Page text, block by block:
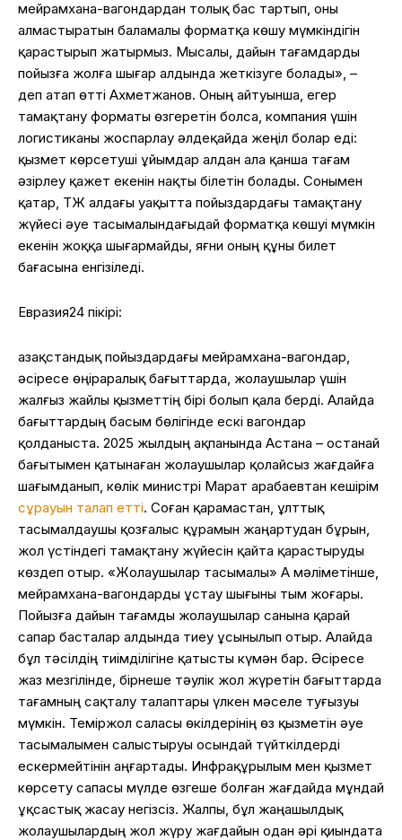
мейрамхана-вагондардан толық бас тартып, оны
алмастыратын баламалы форматқа көшу мүмкіндігін
қарастырып жатырмыз. Мысалы, дайын тағамдарды
пойызға жолға шығар алдында жеткізуге болады», –
деп атап өтті Ахметжанов. Оның айтуынша, егер
тамақтану форматы өзгеретін болса, компания үшін
логистиканы жоспарлау әлдеқайда жеңіл болар еді:
қызмет көрсетуші ұйымдар алдан ала қанша тағам
әзірлеу қажет екенін нақты білетін болады. Сонымен
қатар, ҚТЖ алдағы уақытта пойыздардағы тамақтану
жүйесі әуе тасымалындағыдай форматқа көшуі мүмкін
екенін жоққа шығармайды, яғни оның құны билет
бағасына енгізіледі.
Евразия24 пікірі:
Қазақстандық пойыздардағы мейрамхана-вагондар,
әсіресе өңіраралық бағыттарда, жолаушылар үшін
жалғыз жайлы қызметтің бірі болып қала берді. Алайда
бағыттардың басым бөлігінде ескі вагондар
қолданыста. 2025 жылдың ақпанында Астана – Қостанай
бағытымен қатынаған жолаушылар қолайсыз жағдайға
шағымданып, көлік министрі Марат Қарабаевтан кешірім
сұрауын талап етті. Соған қарамастан, ұлттық
тасымалдаушы қозғалыс құрамын жаңартудан бұрын,
жол үстіндегі тамақтану жүйесін қайта қарастыруды
көздеп отыр. «Жолаушылар тасымалы» АҚ мәліметінше,
мейрамхана-вагондарды ұстау шығыны тым жоғары.
Пойызға дайын тағамды жолаушылар санына қарай
сапар басталар алдында тиеу ұсынылып отыр. Алайда
бұл тәсілдің тиімділігіне қатысты күмән бар. Әсіресе
жаз мезгілінде, бірнеше тәулік жол жүретін бағыттарда
тағамның сақталу талаптары үлкен мәселе туғызуы
мүмкін. Теміржол саласы өкілдерінің өз қызметін әуе
тасымалымен салыстыруы осындай түйткілдерді
ескермейтінін аңғартады. Инфрақұрылым мен қызмет
көрсету сапасы мүлде өзгеше болған жағдайда мұндай
ұқсастық жасау негізсіз. Жалпы, бұл жаңашылдық
жолаушылардың жол жүру жағдайын одан әрі қиындата